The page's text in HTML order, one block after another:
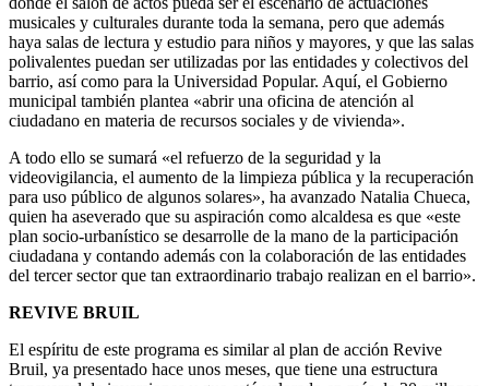
La filosofía del proyecto pretende que los espacios puedan ser
utilizados por los alumnos de la Escuela Municipal de Música,
donde el salón de actos pueda ser el escenario de actuaciones
musicales y culturales durante toda la semana, pero que además
haya salas de lectura y estudio para niños y mayores, y que las salas
polivalentes puedan ser utilizadas por las entidades y colectivos del
barrio, así como para la Universidad Popular. Aquí, el Gobierno
municipal también plantea «abrir una oficina de atención al
ciudadano en materia de recursos sociales y de vivienda».
A todo ello se sumará «el refuerzo de la seguridad y la
videovigilancia, el aumento de la limpieza pública y la recuperación
para uso público de algunos solares», ha avanzado Natalia Chueca,
quien ha aseverado que su aspiración como alcaldesa es que «este
plan socio-urbanístico se desarrolle de la mano de la participación
ciudadana y contando además con la colaboración de las entidades
del tercer sector que tan extraordinario trabajo realizan en el barrio».
REVIVE BRUIL